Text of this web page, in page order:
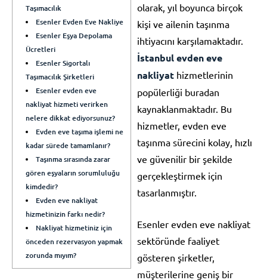
Taşımacılık
Esenler Evden Eve Nakliye
Esenler Eşya Depolama
Ücretleri
Esenler Sigortalı
Taşımacılık Şirketleri
Esenler evden eve
nakliyat hizmeti verirken
nelere dikkat ediyorsunuz?
Evden eve taşıma işlemi ne
kadar sürede tamamlanır?
Taşınma sırasında zarar
gören eşyaların sorumluluğu
kimdedir?
Evden eve nakliyat
hizmetinizin farkı nedir?
Nakliyat hizmetiniz için
önceden rezervasyon yapmak
zorunda mıyım?
olarak, yıl boyunca birçok
kişi ve ailenin taşınma
ihtiyacını karşılamaktadır.
İstanbul evden eve
nakliyat hizmetlerinin
popülerliği buradan
kaynaklanmaktadır. Bu
hizmetler, evden eve
taşınma sürecini kolay, hızlı
ve güvenilir bir şekilde
gerçekleştirmek için
tasarlanmıştır.
Esenler evden eve nakliyat
sektöründe faaliyet
gösteren şirketler,
müşterilerine geniş bir